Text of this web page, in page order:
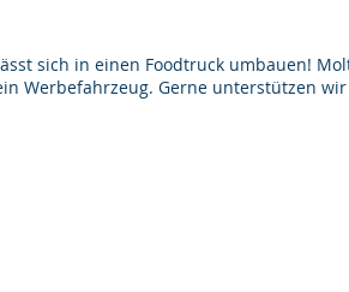
sich in einen Foodtruck umbauen!
Werbefahrzeug. Gerne unterstützen